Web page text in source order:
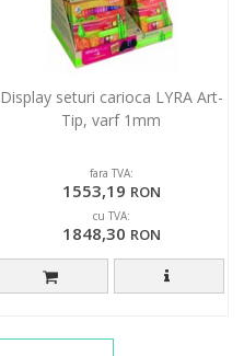
Display seturi carioca LYRA Art-
Tip, varf 1mm
fara TVA:
1553,19 RON
cu TVA:
1848,30 RON